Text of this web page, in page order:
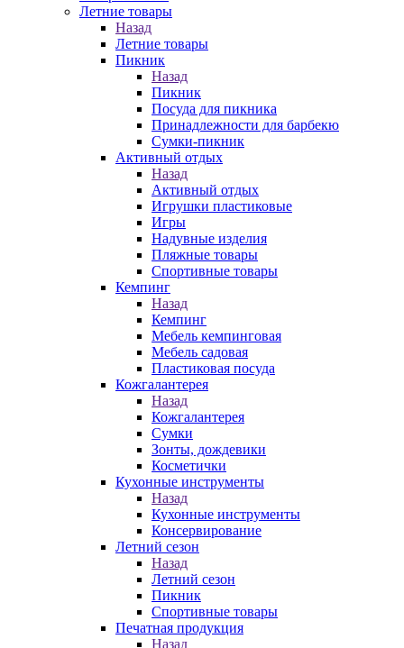
Летние товары
Назад
Летние товары
Пикник
Назад
Пикник
Посуда для пикника
Принадлежности для барбекю
Сумки-пикник
Активный отдых
Назад
Активный отдых
Игрушки пластиковые
Игры
Надувные изделия
Пляжные товары
Спортивные товары
Кемпинг
Назад
Кемпинг
Мебель кемпинговая
Мебель садовая
Пластиковая посуда
Кожгалантерея
Назад
Кожгалантерея
Сумки
Зонты, дождевики
Косметички
Кухонные инструменты
Назад
Кухонные инструменты
Консервирование
Летний сезон
Назад
Летний сезон
Пикник
Спортивные товары
Печатная продукция
Назад